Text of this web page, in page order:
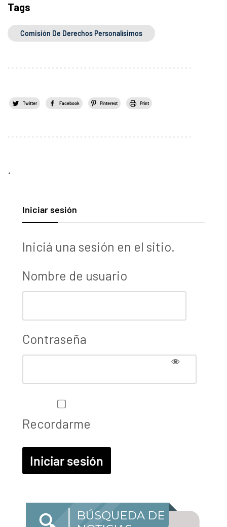
Tags
Comisión De Derechos Personalísimos
Twitter Facebook Pinterest Print
.
Iniciar sesión
Iniciá una sesión en el sitio.
Nombre de usuario
Contraseña
Recordarme